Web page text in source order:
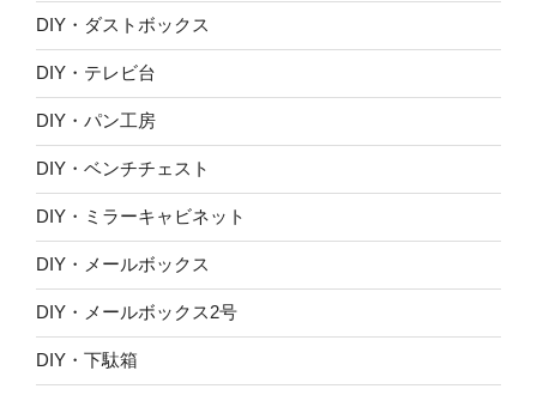
DIY・ダストボックス
DIY・テレビ台
DIY・パン工房
DIY・ベンチチェスト
DIY・ミラーキャビネット
DIY・メールボックス
DIY・メールボックス2号
DIY・下駄箱